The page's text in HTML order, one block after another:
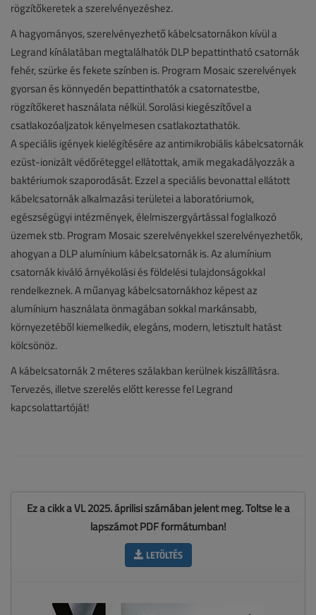
rögzítőkeretek a szerelvényezéshez.
A hagyományos, szerelvényezhető kábelcsatornákon kívül a
Legrand kínálatában megtalálhatók DLP bepattintható csatornák
fehér, szürke és fekete színben is. Program Mosaic szerelvények
gyorsan és könnyedén bepattinthatók a csatornatestbe,
rögzítőkeret használata nélkül. Sorolási kiegészítővel a
csatlakozóaljzatok kényelmesen csatlakoztathatók.
A speciális igények kielégítésére az antimikrobiális kábelcsatornák
ezüst-ionizált védőréteggel ellátottak, amik megakadályozzák a
baktériumok szaporodását. Ezzel a speciális bevonattal ellátott
kábelcsatornák alkalmazási területei a laboratóriumok,
egészségügyi intézmények, élelmiszergyártással foglalkozó
üzemek stb. Program Mosaic szerelvényekkel szerelvényezhetők,
ahogyan a DLP alumínium kábelcsatornák is. Az alumínium
csatornák kiváló árnyékolási és földelési tulajdonságokkal
rendelkeznek. A műanyag kábelcsatornákhoz képest az
alumínium használata önmagában sokkal markánsabb,
környezetéből kiemelkedik, elegáns, modern, letisztult hatást
kölcsönöz.
A kábelcsatornák 2 méteres szálakban kerülnek kiszállításra.
Tervezés, illetve szerelés előtt keresse fel Legrand
kapcsolattartóját!
Ez a cikk a VL 2025. áprilisi számában jelent meg. Töltse le a
lapszámot PDF formátumban!
LETÖLTÉS